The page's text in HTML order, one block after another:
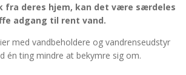
deres hjem, kan det være særdeles
adgang til rent vand.
med vandbeholdere og vandrenseudstyr
én ting mindre at bekymre sig om.